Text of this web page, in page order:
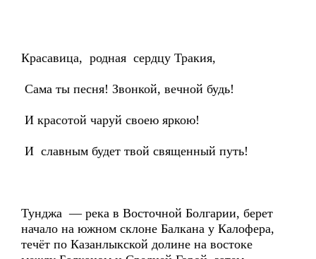
Красавица, родная сердцу Тракия,
Сама ты песня! Звонкой, вечной будь!
И красотой чаруй своею яркою!
И славным будет твой священный путь!
Тунджа — река в Восточной Болгарии, берет
начало на южном склоне Балкана у Калофера,
течёт по Казанлыкской долине на востоке